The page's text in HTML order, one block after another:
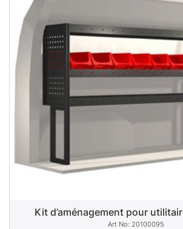
Kit d’aménagement pour
20100095